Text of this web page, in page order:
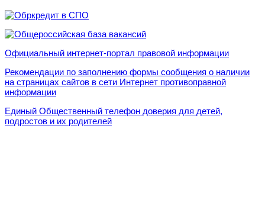
Официальный интернет-портал правовой информации
Рекомендации по заполнению формы сообщения о наличии
на страницах сайтов в сети Интернет противоправной
информации
Единый Общественный телефон доверия для детей,
подростов и их родителей